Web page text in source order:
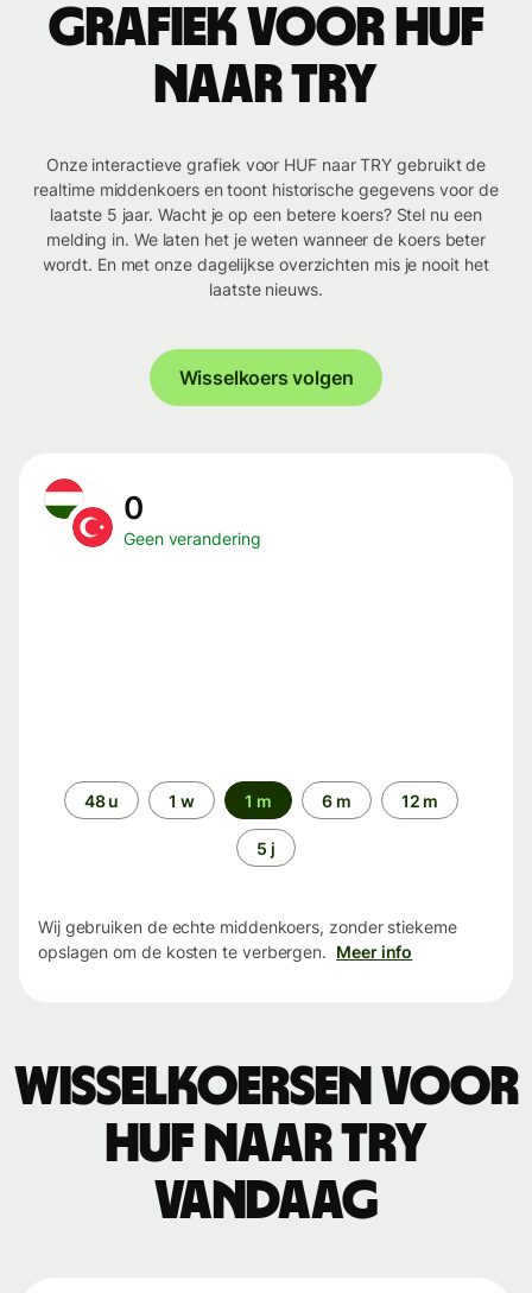
Grafiek voor HUF
naar TRY
Onze interactieve grafiek voor HUF naar TRY gebruikt de
realtime middenkoers en toont historische gegevens voor de
laatste 5 jaar. Wacht je op een betere koers? Stel nu een
melding in. We laten het je weten wanneer de koers beter
wordt. En met onze dagelijkse overzichten mis je nooit het
laatste nieuws.
Wisselkoers volgen
0
Geen verandering
Periode48 u 1 w 1 m 6 m 12 m
5 j
Wij gebruiken de echte middenkoers, zonder stiekeme
opslagen om de kosten te verbergen. Meer info
Wisselkoersen voor
HUF naar TRY
vandaag